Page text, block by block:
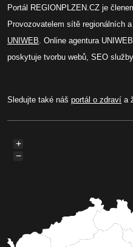
Portál REGIONPLZEN.CZ je
Provozovatelem sítě regionálních
UNIWEB. Online agentura
poskytuje tvorbu webů, SEO
Sledujte také náš portál o zdraví a
+
−